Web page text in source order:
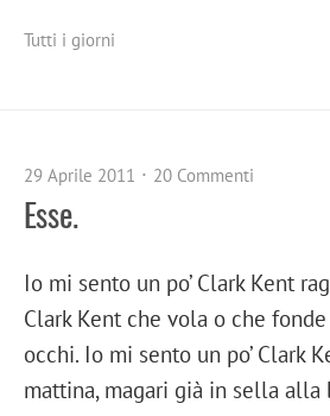
Tutti i giorni
29 Aprile 2011 20 Commenti
Esse.
Io mi sento un po’ Clark Kent
Clark Kent che vola o che
occhi. Io mi sento un po’ Clark
mattina, magari già in sella